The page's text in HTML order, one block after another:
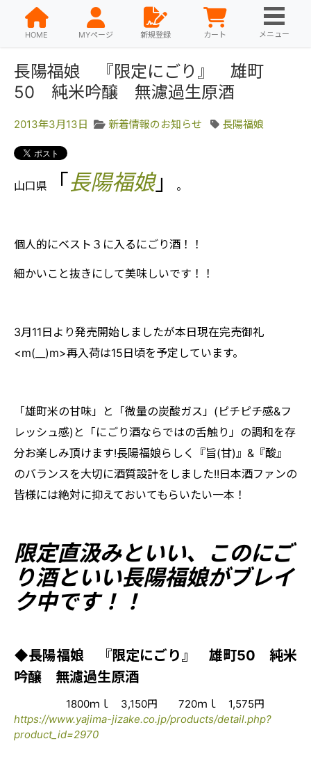
HOME MYページ 新規登録 カート メニュー
長陽福娘 『限定にごり』 雄町
50 純米吟醸 無濾過生原酒
2013年3月13日 新着情報のお知らせ 長陽福娘
山口県 「長陽福娘」 。
個人的にベスト３に入るにごり酒！！
細かいこと抜きにして美味しいです！！
3月11日より発売開始しましたが本日現在完売御礼
<m(__)m>再入荷は15日頃を予定しています。
「雄町米の甘味」と「微量の炭酸ガス」(ピチピチ感&フ
レッシュ感)と「にごり酒ならではの舌触り」の調和を存
分お楽しみ頂けます!長陽福娘らしく『旨(甘)』&『酸』
のバランスを大切に酒質設計をしました!!日本酒ファンの
皆様には絶対に抑えておいてもらいたい一本！
限定直汲みといい、このにご
り酒といい長陽福娘がブレイ
ク中です！！
◆長陽福娘 『限定にごり』 雄町50 純米
吟醸 無濾過生原酒
1800ｍｌ 3,150円 720ｍｌ 1,575円
https://www.yajima-jizake.co.jp/products/detail.php?
product_id=2970